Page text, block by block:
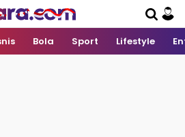
Bola Sport Lifestyle